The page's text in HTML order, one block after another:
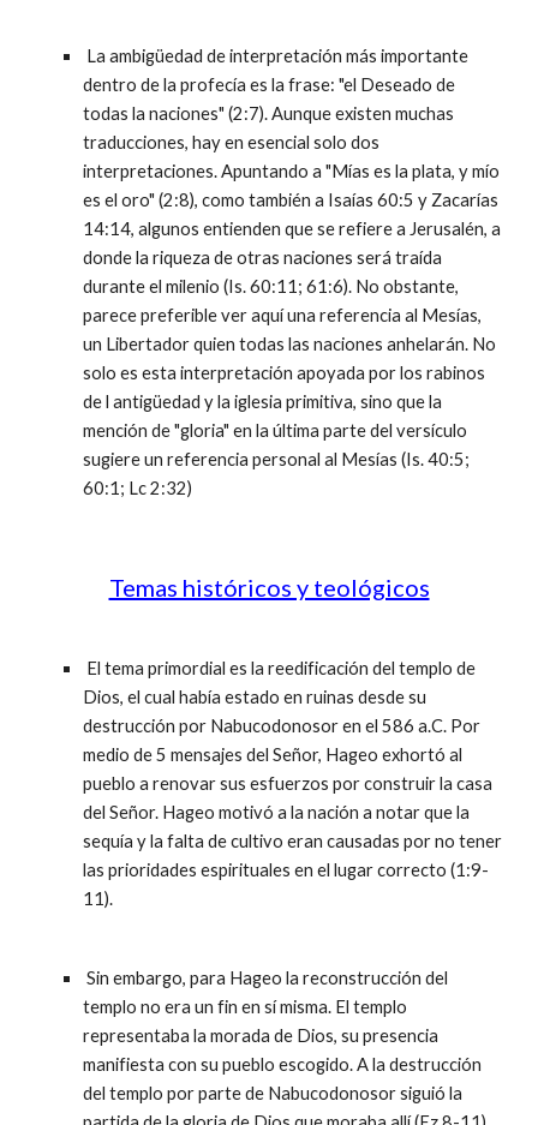
La ambigüedad de interpretación más importante
dentro de la profecía es la frase: "el Deseado de
todas la naciones" (2:7). Aunque existen muchas
traducciones, hay en esencial solo dos
interpretaciones. Apuntando a "Mías es la plata, y mío
es el oro" (2:8), como también a Isaías 60:5 y Zacarías
14:14, algunos entienden que se refiere a Jerusalén, a
donde la riqueza de otras naciones será traída
durante el milenio (Is. 60:11; 61:6). No obstante,
parece preferible ver aquí una referencia al Mesías,
un Libertador quien todas las naciones anhelarán. No
solo es esta interpretación apoyada por los rabinos
de l antigüedad y la iglesia primitiva, sino que la
mención de "gloria" en la última parte del versículo
sugiere un referencia personal al Mesías (Is. 40:5;
60:1; Lc 2:32)
Temas históricos y teológicos
El tema primordial es la reedificación del templo de
Dios, el cual había estado en ruinas desde su
destrucción por Nabucodonosor en el 586 a.C. Por
medio de 5 mensajes del Señor, Hageo exhortó al
pueblo a renovar sus esfuerzos por construir la casa
del Señor. Hageo motivó a la nación a notar que la
sequía y la falta de cultivo eran causadas por no tener
las prioridades espirituales en el lugar correcto (1:9-
11).
Sin embargo, para Hageo la reconstrucción del
templo no era un fin en sí misma. El templo
representaba la morada de Dios, su presencia
manifiesta con su pueblo escogido. A la destrucción
del templo por parte de Nabucodonosor siguió la